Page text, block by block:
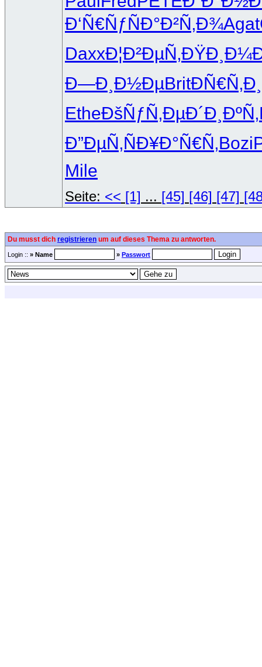
Ð‘Ñ€ÑƒÑÐ°Ð²Ñ‚Ð¾Agat
DaxxÐ¦Ð²ÐµÑ‚
Ð—Ð¸Ð½ÐµBritÐÑ€Ñ‚Ð¸
EtheÐšÑƒÑ‚ÐµÐ´Ð¸ÐºÑ‚
Ð”ÐµÑ‚ÑÐ¥Ð°Ñ€Ñ‚Bozi
Mile
Seite: << [1] ... [45] [46] [47]
Du musst dich registrieren um auf dieses Thema zu antworten.
Login :: » Name » Passwort